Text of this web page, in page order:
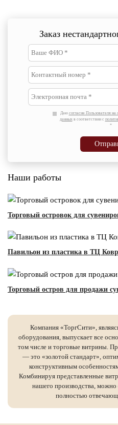
Заказ
Даю согласие Пользователя на
данныхв соответствии с
*
Наши работы
Торговый островок для
Павильон из пластика в ТЦ
Торговый остров для продажи
Компания «ТоргСити»,
оборудования, выпускает все
том числе и торговые витрины.
— это «золотой стандарт»,
конструктивным
Комбинируя представленные
нашего производства, можно
полностью